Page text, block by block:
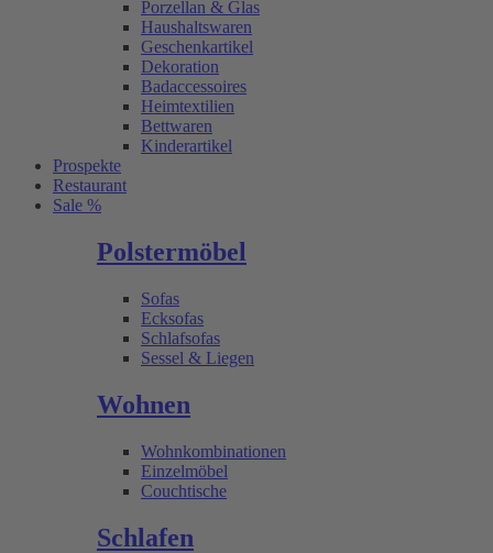
Porzellan & Glas
Haushaltswaren
Geschenkartikel
Dekoration
Badaccessoires
Heimtextilien
Bettwaren
Kinderartikel
Prospekte
Restaurant
Sale %
Polstermöbel
Sofas
Ecksofas
Schlafsofas
Sessel & Liegen
Wohnen
Wohnkombinationen
Einzelmöbel
Couchtische
Schlafen